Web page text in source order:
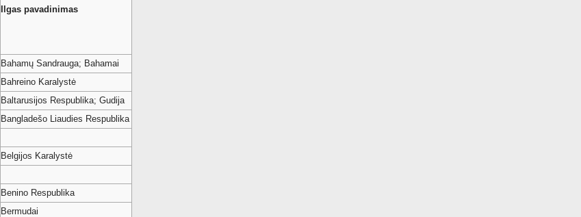
Ilgas pavadinimas
Bahamų Sandrauga; Bahamai
Bahreino Karalystė
Baltarusijos Respublika; Gudija
Bangladešo Liaudies Respublika
Belgijos Karalystė
Benino Respublika
Bermudai